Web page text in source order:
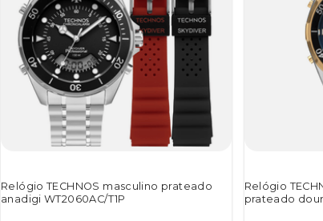
Relógio TECHNOS masculino prateado
anadigi WT2060AC/T1P
Relógio
prateado